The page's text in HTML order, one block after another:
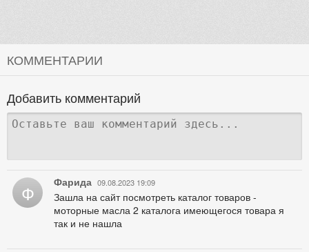
КОММЕНТАРИИ
Добавить комментарий
Ф Фарида 09.08.2023 19:09
Зашла на сайт посмотреть каталог товаров -
моторные масла 2 каталога имеющегося товара я
так и не нашла